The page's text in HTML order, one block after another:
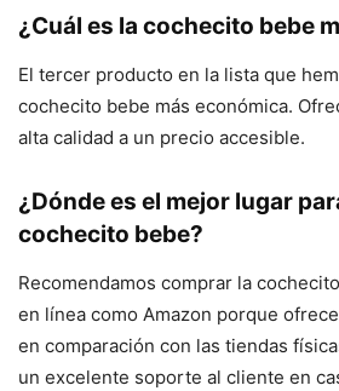
¿Cuál es la cochecito bebe
El tercer producto en la lista que
cochecito bebe más económica.
alta calidad a un precio accesible.
¿Dónde es el mejor lugar
cochecito bebe?
Recomendamos comprar la
en línea como Amazon porque
en comparación con las tiendas
un excelente soporte al cliente en